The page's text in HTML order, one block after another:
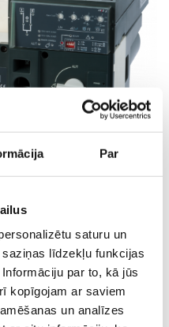
Par
saturu un
līdzekļu funkcijas
par to, kā jūs
kopīgojam ar saviem
un analīzes